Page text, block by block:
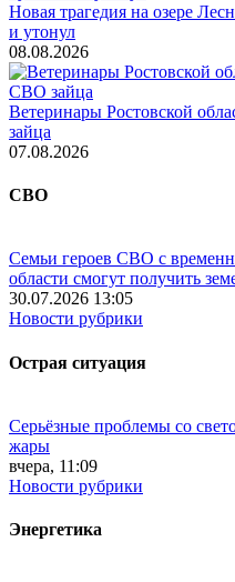
Новая трагедия на озере
и утонул
08.08.2026
Ветеринары Ростовской
зайца
07.08.2026
СВО
Семьи героев СВО с
области смогут получить
30.07.2026 13:05
Новости рубрики
Острая ситуация
Серьёзные проблемы со
жары
вчера, 11:09
Новости рубрики
Энергетика